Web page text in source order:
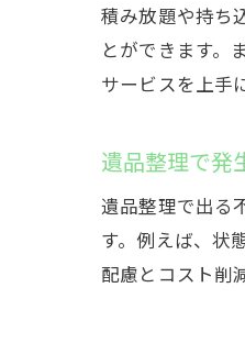
積み放題や持ち
とができます。
サービスを上手
遺品整理で発
遺品整理で出る
す。例えば、状
配慮とコスト削